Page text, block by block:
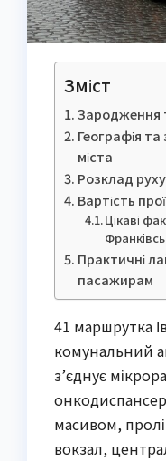
Зміст
Зародження
Географія
міста
Розклад
Вартість
Цікаві
Практичні
пасажирам
41 маршрутка
комунальний
з’єднує
масивом,
вокзал,